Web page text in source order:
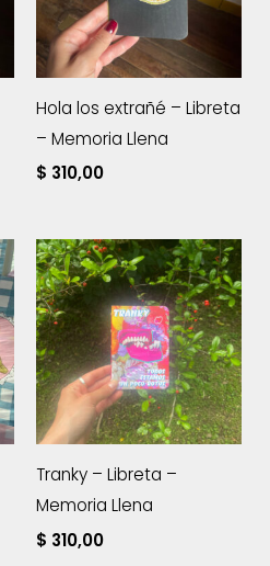
Hola los extrañé – Libreta
– Memoria Llena
$ 310,00
Tranky – Libreta –
Memoria Llena
$ 310,00